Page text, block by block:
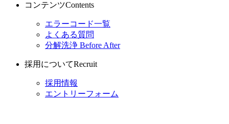
コンテンツContents
エラーコード一覧
よくある質問
分解洗浄 Before After
採用についてRecruit
採用情報
エントリーフォーム